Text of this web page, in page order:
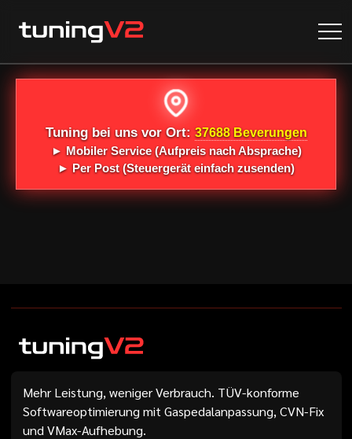
Tuning bei uns vor Ort: 37688 Beverungen
► Mobiler Service(Aufpreis nach Absprache)
►Per Post(Steuergerät einfach zusenden)
Mehr Leistung, weniger Verbrauch. TÜV-konforme
Softwareoptimierung mit Gaspedalanpassung, CVN-Fix
und VMax-Aufhebung.